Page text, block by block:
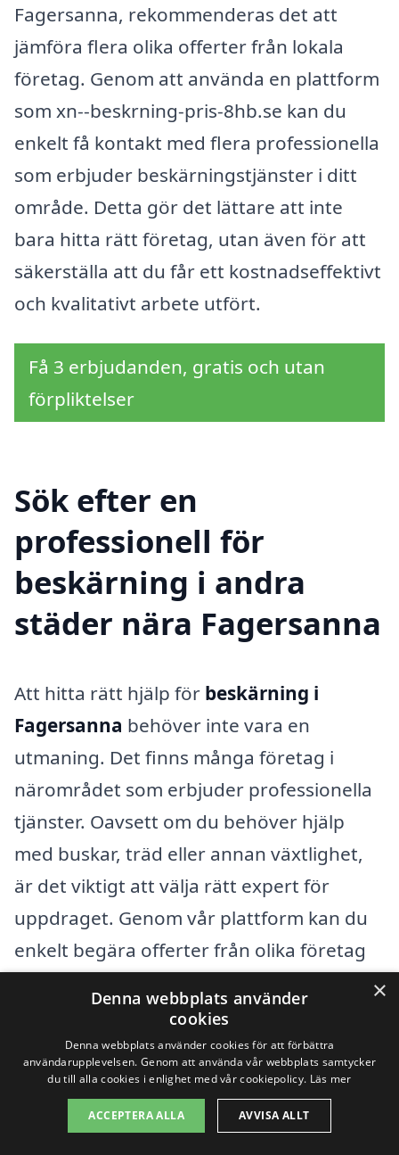
Fagersanna, rekommenderas det att
jämföra flera olika offerter från lokala
företag. Genom att använda en plattform
som xn--beskrning-pris-8hb.se kan du
enkelt få kontakt med flera professionella
som erbjuder beskärningstjänster i ditt
område. Detta gör det lättare att inte
bara hitta rätt företag, utan även för att
säkerställa att du får ett kostnadseffektivt
och kvalitativt arbete utfört.
Få 3 erbjudanden, gratis och utan
förpliktelser
Sök efter en
professionell för
beskärning i andra
städer nära Fagersanna
Att hitta rätt hjälp för beskärning i
Fagersanna behöver inte vara en
utmaning. Det finns många företag i
närområdet som erbjuder professionella
tjänster. Oavsett om du behöver hjälp
med buskar, träd eller annan växtlighet,
är det viktigt att välja rätt expert för
uppdraget. Genom vår plattform kan du
enkelt begära offerter från olika företag
Det är inte bara i Fagersanna som du kan
hitta kompetent hjälp. Här är några
närliggande städer där du också kan söka
efter specialister inom beskärning:
×
Denna webbplats använder
cookies
Denna webbplats använder cookies för att förbättra
användarupplevelsen. Genom att använda vår webbplats samtycker
du till alla cookies i enlighet med vår cookiepolicy. Läs mer
ACCEPTERA ALLA AVVISA ALLT